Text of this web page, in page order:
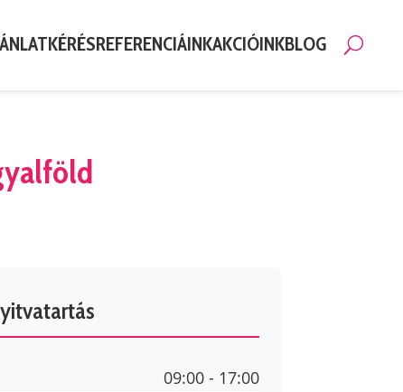
REFERENCIÁINKAKCIÓINKBLOG
09:00 - 17:00